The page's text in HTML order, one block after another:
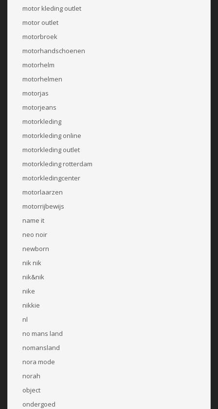
motor kleding outlet
motor outlet
motorbroek
motorhandschoenen
motorhelm
motorhelmen
motorjas
motorjeans
motorkleding
motorkleding online
motorkleding outlet
motorkleding rotterdam
motorkledingcenter
motorlaarzen
motorrijbewijs
name it
neo noir
newborn
nik nik
nik&nik
nike
nikkie
nl
no mans land
nomansland
nora mode
norah
object
ondergoed